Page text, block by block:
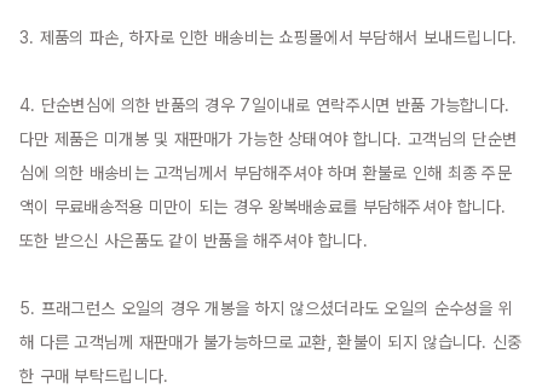
3. 제품의 파손, 하자로 인한 배송비는 쇼핑몰에서 부담해서 보내드립니다.
4. 단순변심에 의한 반품의 경우 7일이내로 연락주시면 반품 가능합니다.
다만 제품은 미개봉 및 재판매가 가능한 상태여야 합니다. 고객님의 단순변
심에 의한 배송비는 고객님께서 부담해주셔야 하며 환불로 인해 최종 주문
액이 무료배송적용 미만이 되는 경우 왕복배송료를 부담해주셔야 합니다.
또한 받으신 사은품도 같이 반품을 해주셔야 합니다.
5. 프래그런스 오일의 경우 개봉을 하지 않으셨더라도 오일의 순수성을 위
해 다른 고객님께 재판매가 불가능하므로 교환, 환불이 되지 않습니다. 신중
한 구매 부탁드립니다.